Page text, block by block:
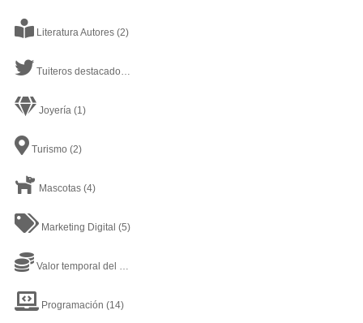
Literatura Autores (2)
Tuiteros destacados (2)
Joyería (1)
Turismo (2)
Mascotas (4)
Marketing Digital (5)
Valor temporal del dinero
Programación (14)